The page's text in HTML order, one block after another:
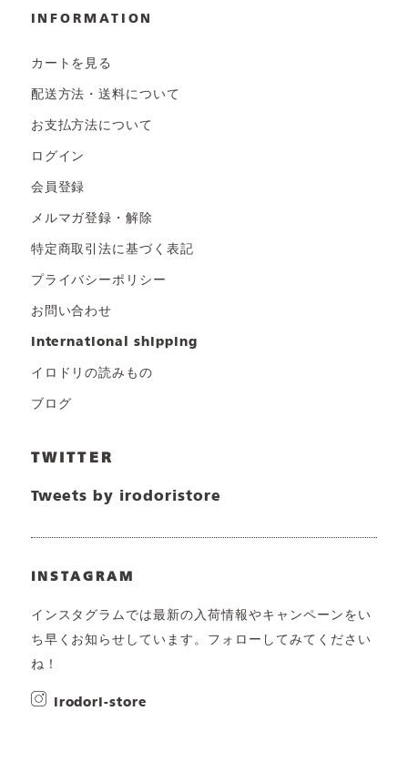
INFORMATION
カートを見る
配送方法・送料について
お支払方法について
ログイン
会員登録
メルマガ登録・解除
特定商取引法に基づく表記
プライバシーポリシー
お問い合わせ
international shipping
イロドリの読みもの
ブログ
TWITTER
Tweets by irodoristore
INSTAGRAM
インスタグラムでは最新の入荷情報やキャンペーンをい
ち早くお知らせしています。フォローしてみてください
ね！
irodori-store